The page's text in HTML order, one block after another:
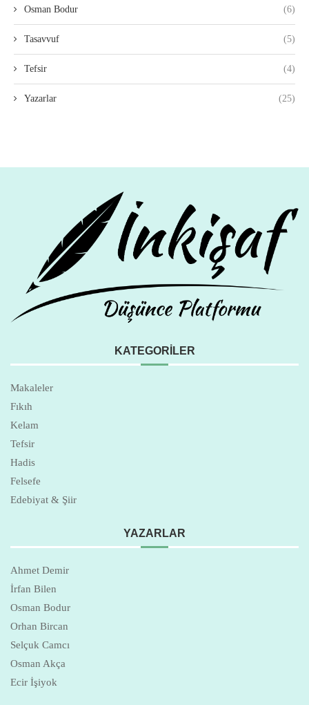
Osman Bodur (6)
Tasavvuf (5)
Tefsir (4)
Yazarlar (25)
KATEGORILER
Makaleler
Fıkıh
Kelam
Tefsir
Hadis
Felsefe
Edebiyat & Şiir
YAZARLAR
Ahmet Demir
İrfan Bilen
Osman Bodur
Orhan Bircan
Selçuk Camcı
Osman Akça
Ecir İşiyok